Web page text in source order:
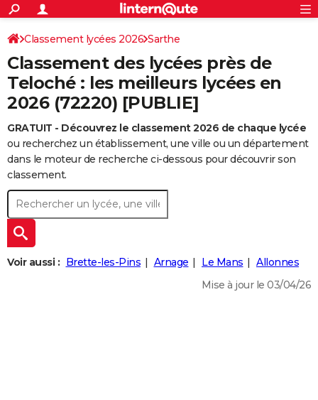
ACTUALITÉS
Politique
Société
Faits Divers
Education
Monde
Villes
+
SPORT
Coupe du monde 2026
Football
Tennis
Cyclisme
Rugby
Forum
CULTURE
Programme TV
TNT
Streaming
Cinéma
Sorties cinéma
Musique
+
FINANCE
Retraite
Impôts
Epargne
Immobilier
Risques naturels par ville
Banque
Assurance
Crédit
AUTO
Essais
Réserver un essai
Citadines
Berlines
SUV
Forum auto
+
HIGH-TECH
BRICOLAGE
Forum
Aménagement intérieur
Extérieur
Cuisine
Salle de bains
Jardinage
Rangement
+WEEK-END
Guides de France
Escapades
Patrimoine
Expositions
Musées
Week-end nature
+
LIFESTYLE
S'inscrire
Connexion
Classement lycées 2026 Sarthe
Classement des lycées près de
Teloché : les meilleurs lycées en
2026 (72220) [PUBLIE]
GRATUIT - Découvrez le classement 2026 de chaque lycée
ou recherchez un établissement, une ville ou un département
dans le moteur de recherche ci-dessous pour découvrir son
classement.
Voir aussi : Brette-les-Pins Arnage Le Mans
Allonnes
Mise à jour le 03/04/26